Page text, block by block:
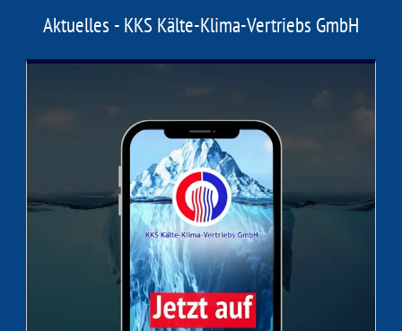
Aktuelles - KKS Kälte-Klima-Vertriebs GmbH